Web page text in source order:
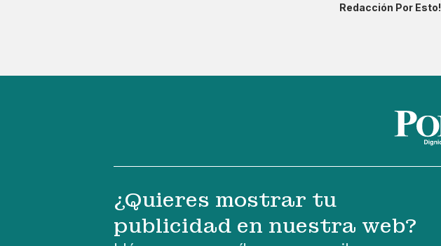
Redacción Por Esto!
¿Quieres mostrar tu
publicidad en nuestra web?